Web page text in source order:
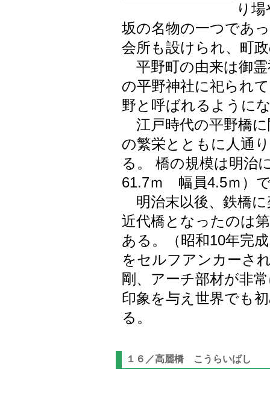
り
坂の名物の一つであ
会所も設けられ、町
平野町の由来は御霊
の平野神社に祀られ
野と呼ばれるように
江戸時代の平野橋
の繁栄とともに人通
る。 橋の規模は明治
61.7ｍ 幅員4.5ｍ）
明治末以後、鉄橋
近代橋となったのは
ある。（昭和10年完
をセルフアンカーさ
剛、アーチ部材が非
印象を与え世界でも
る。
１６／高麗橋 こうらいばし